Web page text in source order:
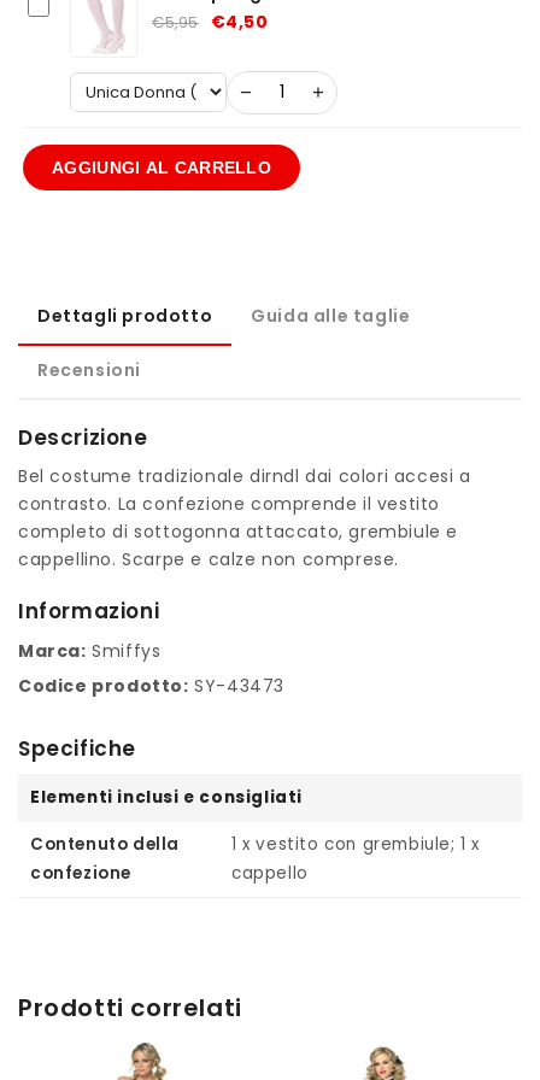
€5,95 €4,50
− +
AGGIUNGI AL CARRELLO
Dettagli prodotto Guida alle taglie
Recensioni
Descrizione
Bel costume tradizionale dirndl dai colori accesi a
contrasto. La confezione comprende il vestito
completo di sottogonna attaccato, grembiule e
cappellino. Scarpe e calze non comprese.
Informazioni
Marca: Smiffys
Codice prodotto: SY-43473
Specifiche
Elementi inclusi e consigliati
Contenuto della
confezione
1 x vestito con grembiule; 1 x
cappello
Prodotti correlati